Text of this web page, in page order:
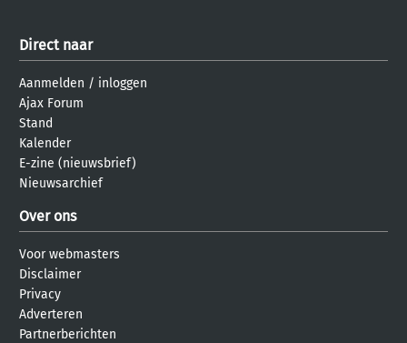
Direct naar
Aanmelden / inloggen
Ajax Forum
Stand
Kalender
E-zine (nieuwsbrief)
Nieuwsarchief
Over ons
Voor webmasters
Disclaimer
Privacy
Adverteren
Partnerberichten